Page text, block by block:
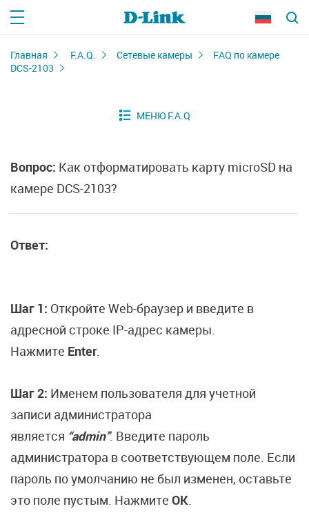
Главная F.A.Q. Сетевые камеры
FAQ по камере
DCS-2103
Вопрос: Как отформатировать карту microSD на
камере DCS-2103?
Ответ:
Шаг 1: Откройте Web-браузер и введите в
адресной строке IP-адрес камеры.
Нажмите Enter.
Шаг 2: Именем пользователя для учетной
записи администратора
является “admin”. Введите пароль
администратора в соответствующем поле. Если
пароль по умолчанию не был изменен, оставьте
это поле пустым. Нажмите OK.